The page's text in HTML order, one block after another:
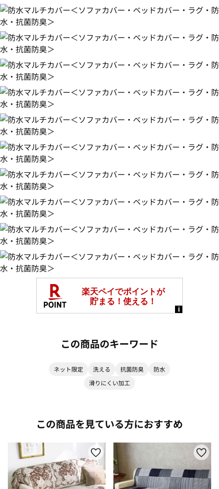
この商品のキーワード
ネット限定 洗える 抗菌防臭
防水
滑りにくい加工
この商品を見ている方におすすめ